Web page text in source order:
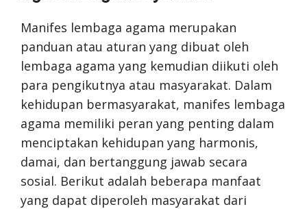
Manifes lembaga agama merupakan
panduan atau aturan yang dibuat oleh
lembaga agama yang kemudian diikuti oleh
para pengikutnya atau masyarakat. Dalam
kehidupan bermasyarakat, manifes lembaga
agama memiliki peran yang penting dalam
menciptakan kehidupan yang harmonis,
damai, dan bertanggung jawab secara
sosial. Berikut adalah beberapa manfaat
yang dapat diperoleh masyarakat dari